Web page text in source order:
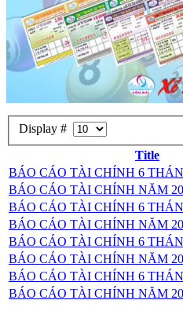
Display #
Title
BÁO CÁO TÀI CHÍNH 6
BÁO CÁO TÀI CHÍNH NĂM
BÁO CÁO TÀI CHÍNH 6
BÁO CÁO TÀI CHÍNH NĂM
BÁO CÁO TÀI CHÍNH 6
BÁO CÁO TÀI CHÍNH NĂM
BÁO CÁO TÀI CHÍNH 6
BÁO CÁO TÀI CHÍNH NĂM